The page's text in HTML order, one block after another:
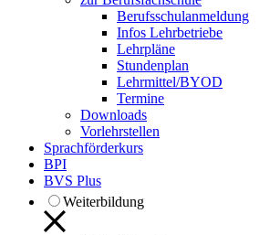
Berufsschulanmeldung
Infos Lehrbetriebe
Lehrpläne
Stundenplan
Lehrmittel/BYOD
Termine
Downloads
Vorlehrstellen
Sprachförderkurs
BPI
BVS Plus
Weiterbildung